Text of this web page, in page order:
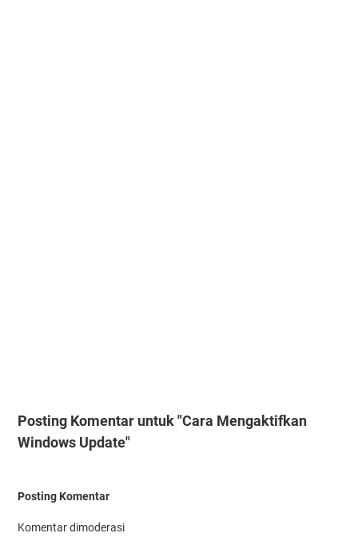
Posting Komentar untuk "Cara Mengaktifkan
Windows Update"
Posting Komentar
Komentar dimoderasi